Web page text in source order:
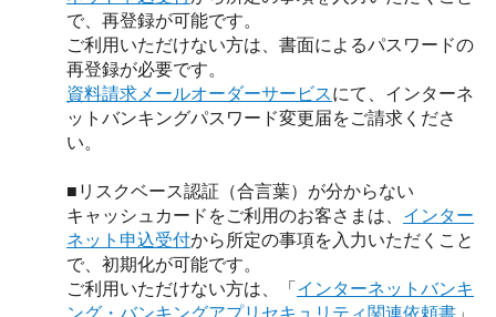
で、再登録が可能です。
ご利用いただけない方は、書面によるパスワードの
再登録が必要です。
資料請求メールオーダーサービスにて、インターネ
ットバンキングパスワード変更届をご請求くださ
い。
■リスクベース認証（合言葉）が分からない
キャッシュカードをご利用のお客さまは、 インター
ネット申込受付から所定の事項を入力いただくこと
で、初期化が可能です。
ご利用いただけない方は、「 インターネットバンキ
ング・バンキングアプリセキュリティ関連依頼書 」